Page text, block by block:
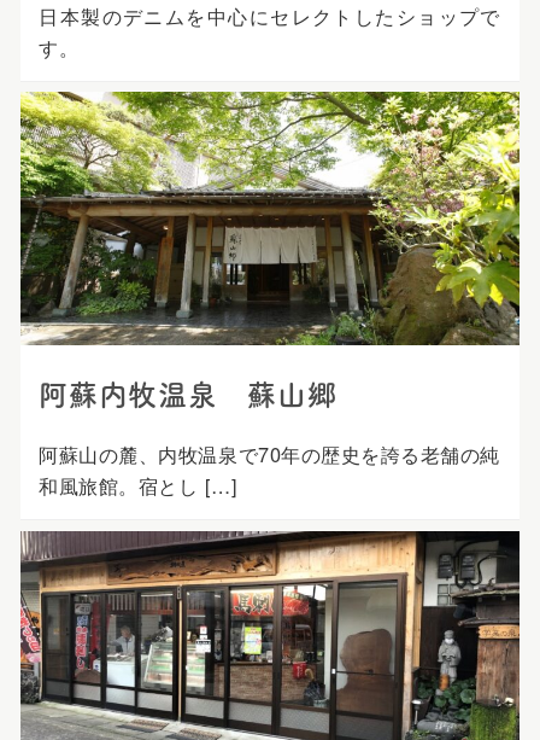
日本製のデニムを中心にセレクトしたショップで
す。
阿蘇内牧温泉 蘇山郷
阿蘇山の麓、内牧温泉で70年の歴史を誇る老舗の純
和風旅館。宿とし […]